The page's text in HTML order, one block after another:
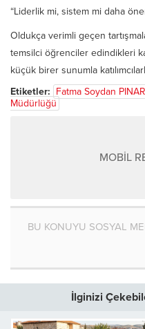
“Liderlik mi, sistem mi daha
Oldukça verimli geçen
temsilci öğrenciler edindikleri
küçük birer sunumla
Etiketler: Fatma Soydan PINAR
Müdürlüğü
MOBİL
BU KONUYU SOSYAL
İlginizi